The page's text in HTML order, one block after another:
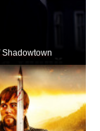
Shadowtown